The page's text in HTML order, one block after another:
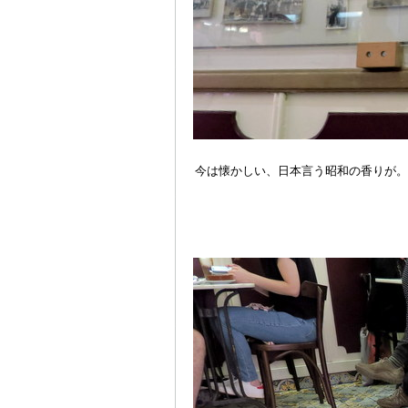
今は懐かしい、日本言う昭和の香りが